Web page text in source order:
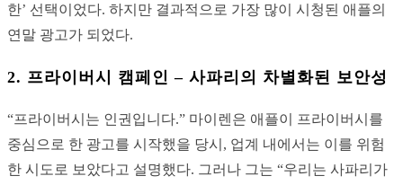
한’ 선택이었다. 하지만 결과적으로 가장 많이 시청된 애플의
연말 광고가 되었다.
2. 프라이버시 캠페인 – 사파리의 차별화된 보안성
“프라이버시는 인권입니다.” 마이렌은 애플이 프라이버시를
중심으로 한 광고를 시작했을 당시, 업계 내에서는 이를 위험
한 시도로 보았다고 설명했다. 그러나 그는 “우리는 사파리가